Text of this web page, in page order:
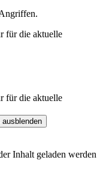
für die aktuelle
für die aktuelle
ausblenden
Inhalt geladen werden